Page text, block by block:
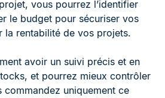
vous pourrez l’identifier
le budget pour sécuriser vos
la rentabilité de vos projets.
avoir un suivi précis et en
et pourrez mieux contrôler
commandez uniquement ce